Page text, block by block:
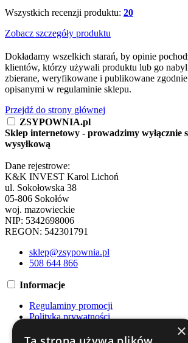
Wszystkich recenzji produktu: 20
Zobacz szczegóły produktu
Dokładamy wszelkich starań, by opinie
klientów, którzy używali produktu lub go
zbierane, weryfikowane i publikowane zgodnie
opisanymi w regulaminie sklepu.
Przejdź do strony głównej
ZSYPOWNIA.pl
Sklep internetowy - prowadzimy wyłącznie
wysyłkową
Dane rejestrowe:
K&K INVEST Karol Lichoń
ul. Sokołowska 38
05-806 Sokołów
woj. mazowieckie
NIP: 5342698006
REGON: 542301791
sklep@zsypownia.pl
508 644 866
Informacje
Regulaminy promocji
Polityka prywatności
×